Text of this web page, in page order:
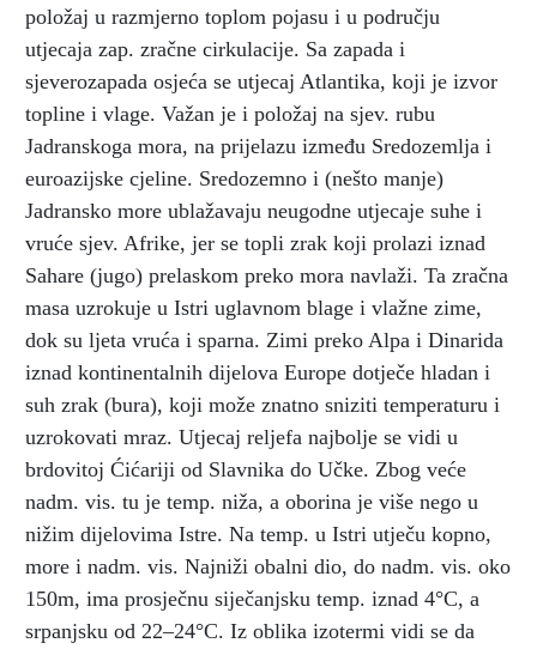
položaj u razmjerno toplom pojasu i u području
utjecaja zap. zračne cirkulacije. Sa zapada i
sjeverozapada osjeća se utjecaj Atlantika, koji je izvor
topline i vlage. Važan je i položaj na sjev. rubu
Jadranskoga mora, na prijelazu između Sredozemlja i
euroazijske cjeline. Sredozemno i (nešto manje)
Jadransko more ublažavaju neugodne utjecaje suhe i
vruće sjev. Afrike, jer se topli zrak koji prolazi iznad
Sahare (jugo) prelaskom preko mora navlaži. Ta zračna
masa uzrokuje u Istri uglavnom blage i vlažne zime,
dok su ljeta vruća i sparna. Zimi preko Alpa i Dinarida
iznad kontinentalnih dijelova Europe dotječe hladan i
suh zrak (bura), koji može znatno sniziti temperaturu i
uzrokovati mraz. Utjecaj reljefa najbolje se vidi u
brdovitoj Ćićariji od Slavnika do Učke. Zbog veće
nadm. vis. tu je temp. niža, a oborina je više nego u
nižim dijelovima Istre. Na temp. u Istri utječu kopno,
more i nadm. vis. Najniži obalni dio, do nadm. vis. oko
150m, ima prosječnu siječanjsku temp. iznad 4°C, a
srpanjsku od 22–24°C. Iz oblika izotermi vidi se da